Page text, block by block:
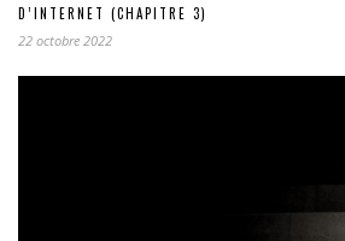
D’INTERNET (CHAPITRE 3)
22 octobre 2022